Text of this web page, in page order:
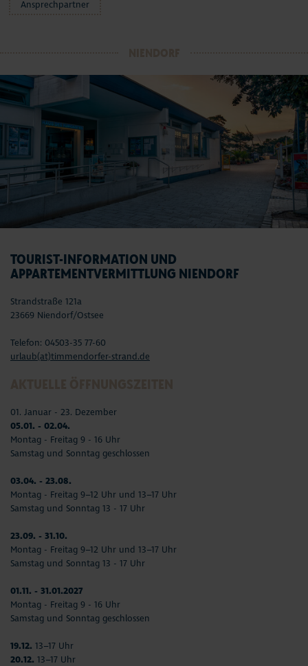
Ansprechpartner
TOURIST-INFORMATION UND
APPARTEMENTVERMITTLUNG NIENDORF
Strandstraße 121a
23669 Niendorf/Ostsee
Telefon: 04503-35 77-60
urlaub(at)timmendorfer-strand.de
01. Januar - 23. Dezember
05.01. - 02.04.
Montag - Freitag 9 - 16 Uhr
Samstag und Sonntag geschlossen
03.04. - 23.08.
Montag - Freitag 9–12 Uhr und 13–17 Uhr
Samstag und Sonntag 13 - 17 Uhr
23.09. - 31.10.
Montag - Freitag 9–12 Uhr und 13–17 Uhr
Samstag und Sonntag 13 - 17 Uhr
01.11. - 31.01.2027
Montag - Freitag 9 - 16 Uhr
Samstag und Sonntag geschlossen
19.12. 13–17 Uhr
20.12. 13–17 Uhr